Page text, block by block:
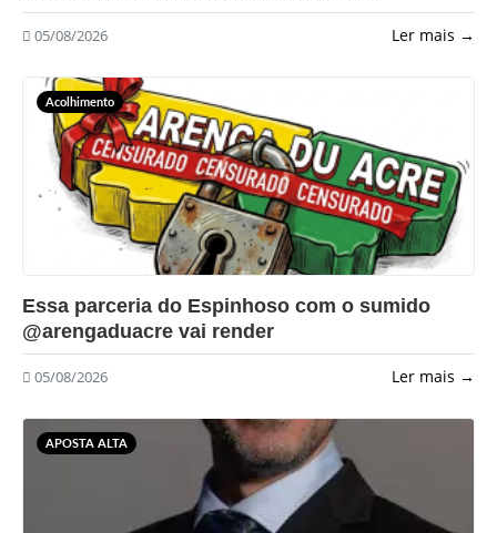
05/08/2026 Ler mais →
Acolhimento
?>
Essa parceria do Espinhoso com o sumido
@arengaduacre vai render
05/08/2026 Ler mais →
APOSTA ALTA